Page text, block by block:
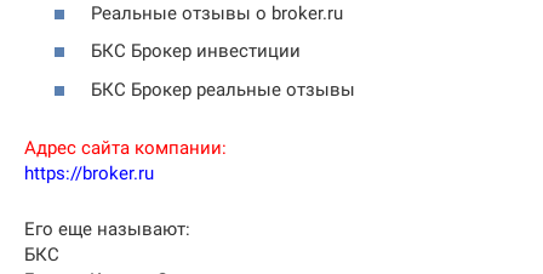
Реальные отзывы о broker.ru
БКС Брокер инвестиции
БКС Брокер реальные отзывы
Адрес сайта компании:
https://broker.ru
Его еще называют:
БКС